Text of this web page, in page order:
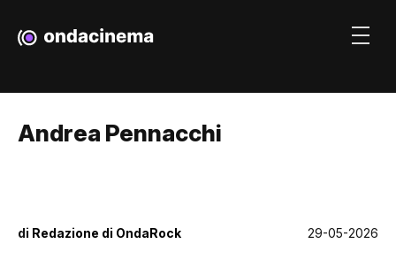
Andrea Pennacchi
di Redazione di OndaRock 29-05-2026